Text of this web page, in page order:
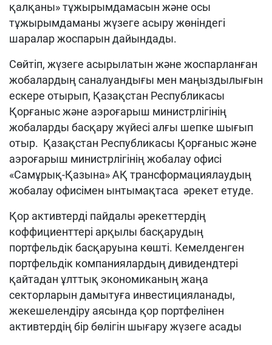
қалқаны» тұжырымдамасын және осы
тұжырымдаманы жүзеге асыру жөніндегі
шаралар жоспарын дайындады.
Сөйтіп, жүзеге асырылатын және жоспарланған
жобалардың саналуандығы мен маңыздылығын
ескере отырып, Қазақстан Республикасы
Қорғаныс және аэроғарыш министрлігінің
жобаларды басқару жүйесі алғы шепке шығып
отыр. Қазақстан Республикасы Қорғаныс және
аэроғарыш министрлігінің жобалау офисі
«Самұрық-Қазына» АҚ трансформациялаудың
жобалау офисімен ынтымақтаса әрекет етуде.
Қор активтерді пайдалы әрекеттердің
коффициенттері арқылы басқарудың
портфельдік басқаруына көшті. Кемелденген
портфельдік компаниялардың дивидендтері
қайтадан ұлттық экономиканың жаңа
секторларын дамытуға инвестицияланады,
жекешелендіру аясында қор портфелінен
активтердің бір бөлігін шығару жүзеге асады